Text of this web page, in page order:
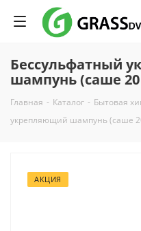
Беcсульфатный
шампунь (саше
Главная - Каталог - Бытовая
укрепляющий шампунь (саше
АКЦИЯ